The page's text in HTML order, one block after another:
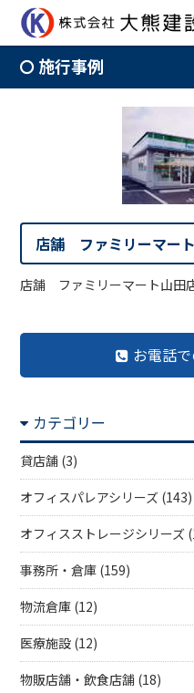
施行事例
店舗 ファミリーマー
店舗 ファミリーマート山田
お電話
カテゴリー
貸店舗 (3)
オフィスパレアシリーズ (143)
オフィスストレージシリーズ
事務所・倉庫 (159)
物流倉庫 (12)
医療施設 (12)
物販店舗・飲食店舗 (18)